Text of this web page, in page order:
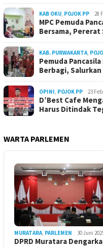
KAB OKU, POJOK PP 28
MPC Pemuda
Bersama,
KAB. PURWAKARTA,
Pemuda
Berbagi,
OPINI, POJOK PP 23
D’Best Cafe
Harus Ditindak
WARTA PARLEMEN
MURATARA, PARLEMEN 30 Juni
DPRD Muratara